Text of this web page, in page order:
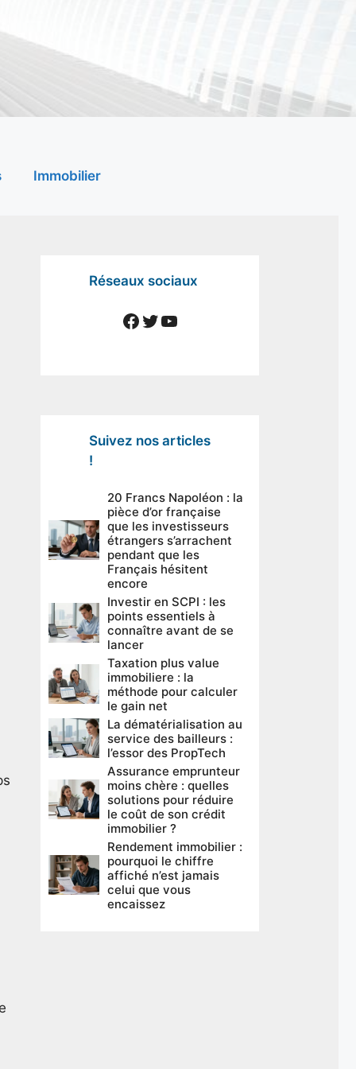
Immobilier
Réseaux sociaux
Facebook
Twitter
YouTube
Suivez nos articles
!
20 Francs Napoléon : la
pièce d’or française
que les investisseurs
étrangers s’arrachent
pendant que les
Français hésitent
encore
Investir en SCPI : les
points essentiels à
connaître avant de se
lancer
Taxation plus value
immobiliere : la
méthode pour calculer
le gain net
La dématérialisation au
service des bailleurs :
l’essor des PropTech
Assurance emprunteur
moins chère : quelles
solutions pour réduire
le coût de son crédit
immobilier ?
Rendement immobilier :
pourquoi le chiffre
affiché n’est jamais
celui que vous
encaissez